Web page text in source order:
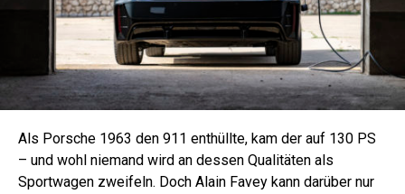
Als Porsche 1963 den 911 enthüllte, kam der auf 130 PS
– und wohl niemand wird an dessen Qualitäten als
Sportwagen zweifeln. Doch Alain Favey kann darüber nur